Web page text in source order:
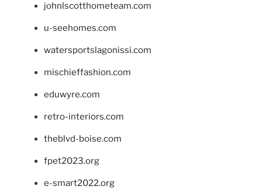
johnlscotthometeam.com
u-seehomes.com
watersportslagonissi.com
mischieffashion.com
eduwyre.com
retro-interiors.com
theblvd-boise.com
fpet2023.org
e-smart2022.org